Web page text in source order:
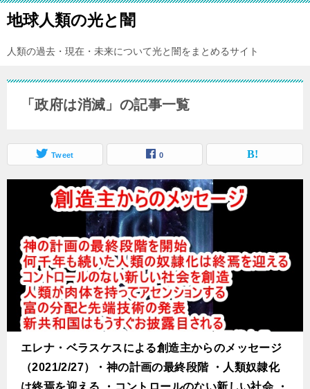
地球人類の光と闇
人類の過去・現在・未来について光と闇をまとめるサイト
「政府は消滅」の記事一覧
Tweet 0
エレナ・ベラスケスによる創造主からのメッセージ
（2021/2/27）・神の計画の最終段階 ・人類奴隷化
は終焉を迎える ・コントロールのない新しい社会 ・